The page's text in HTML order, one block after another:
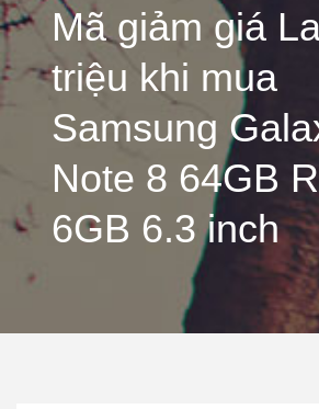
Mã giảm giá
triệu khi mua
Samsung
Note 8 64GB
6GB 6.3 inch